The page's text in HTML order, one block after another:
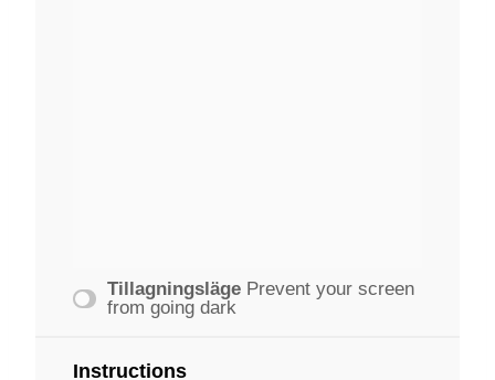
Tillagningsläge Prevent your screen
from going dark
Instructions